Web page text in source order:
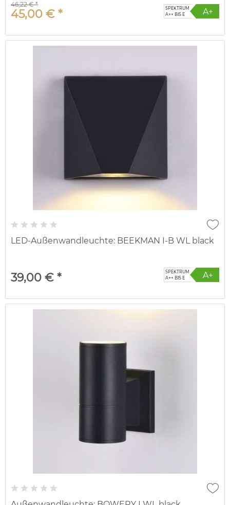
A+
SPEKTRUM
A++ BIS E
45,00 € *
46,22 € *
LED-Außenwandleuchte: BEEKMAN I-B WL black
A+
SPEKTRUM
A++ BIS E
39,00 € *